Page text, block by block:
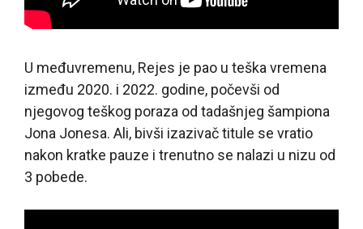
U međuvremenu, Rejes je pao u teška vremena
između 2020. i 2022. godine, počevši od
njegovog teškog poraza od tadašnjeg šampiona
Jona Jonesa. Ali, bivši izazivač titule se vratio
nakon kratke pauze i trenutno se nalazi u nizu od
3 pobede.